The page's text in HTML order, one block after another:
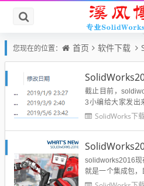
您现在的位置： 首页 软件下载
截止目前，
3小编给大家发出
并且是迅雷种子，
破解版下载.zipS...
SolidWorks下
solidworks2016现
就是一个集成包
8.1/win10.64bit系